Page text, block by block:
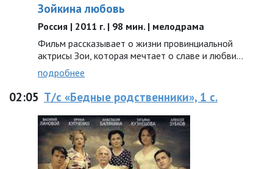
Зойкина любовь
Россия | 2011 г. | 98 мин. | мелодрама
Фильм рассказывает о жизни провинциальной
актрисы Зои, которая мечтает о славе и любви…
подробнее
02:05 Т/с «Бедные родственники», 1 с.